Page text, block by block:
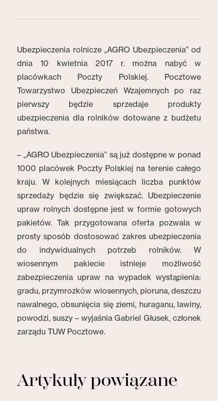
Ubezpieczenia rolnicze „AGRO Ubezpieczenia” od
dnia 10 kwietnia 2017 r. można nabyć w
placówkach Poczty Polskiej. Pocztowe
Towarzystwo Ubezpieczeń Wzajemnych po raz
pierwszy będzie sprzedaje produkty
ubezpieczenia dla rolników dotowane z budżetu
państwa.
– „AGRO Ubezpieczenia” są już dostępne w ponad
1000 placówek Poczty Polskiej na terenie całego
kraju. W kolejnych miesiącach liczba punktów
sprzedaży będzie się zwiększać. Ubezpieczenie
upraw rolnych dostępne jest w formie gotowych
pakietów. Tak przygotowana oferta pozwala w
prosty sposób dostosować zakres ubezpieczenia
do indywidualnych potrzeb rolników. W
wiosennym pakiecie istnieje możliwość
zabezpieczenia upraw na wypadek wystąpienia:
gradu, przymrozków wiosennych, pioruna, deszczu
nawalnego, obsunięcia się ziemi, huraganu, lawiny,
powodzi, suszy – wyjaśnia Gabriel Głusek, członek
zarządu TUW Pocztowe.
Artykuły powiązane